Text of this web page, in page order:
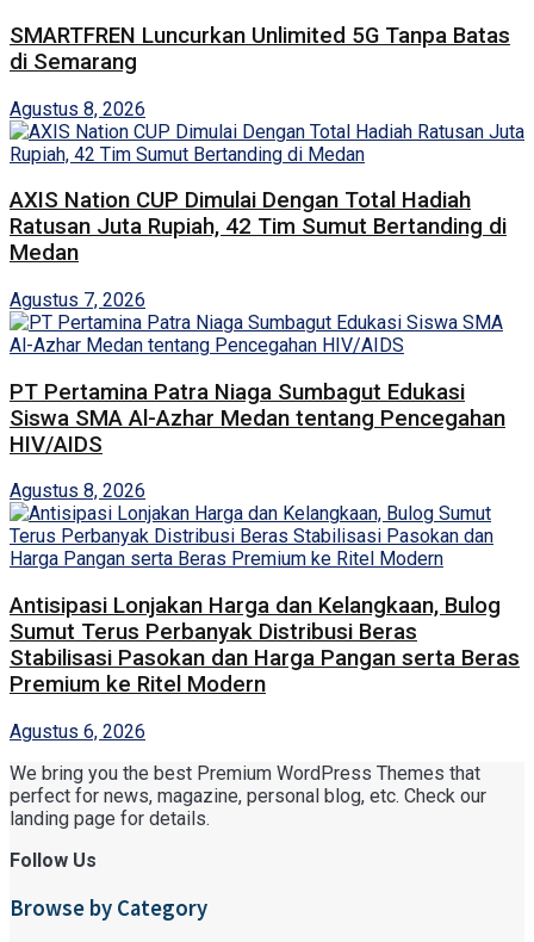
SMARTFREN Luncurkan Unlimited 5G Tanpa Batas
di Semarang
Agustus 8, 2026
AXIS Nation CUP Dimulai Dengan Total Hadiah
Ratusan Juta Rupiah, 42 Tim Sumut Bertanding di
Medan
Agustus 7, 2026
PT Pertamina Patra Niaga Sumbagut Edukasi
Siswa SMA Al-Azhar Medan tentang Pencegahan
HIV/AIDS
Agustus 8, 2026
Antisipasi Lonjakan Harga dan Kelangkaan, Bulog
Sumut Terus Perbanyak Distribusi Beras
Stabilisasi Pasokan dan Harga Pangan serta Beras
Premium ke Ritel Modern
Agustus 6, 2026
We bring you the best Premium WordPress Themes that
perfect for news, magazine, personal blog, etc. Check our
landing page for details.
Follow Us
Browse by Category